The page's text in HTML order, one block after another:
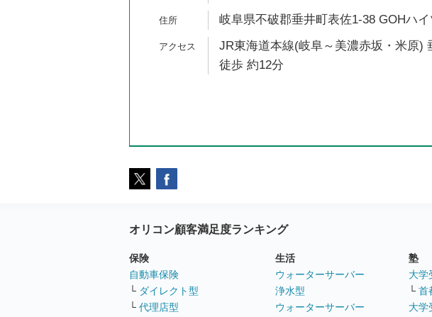
岐阜県不破郡垂井町表佐1-38 GOHハ
JR東海道本線(岐阜～美濃赤坂・米原)
徒歩 約12分
オリコン顧客満足度ランキング
保険
自動車保険
└ ダイレクト型
└ 代理店型
生活
ウォーターサーバー
浄水型
ウォーターサーバー
塾
大学
└ 首
大学